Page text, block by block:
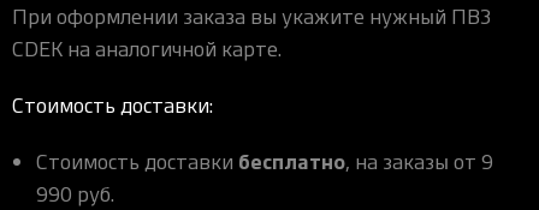
При оформлении заказа вы укажите нужный ПВЗ
CDEK на аналогичной карте.
Стоимость доставки:
Стоимость доставки бесплатно, на заказы от 9
990 руб.